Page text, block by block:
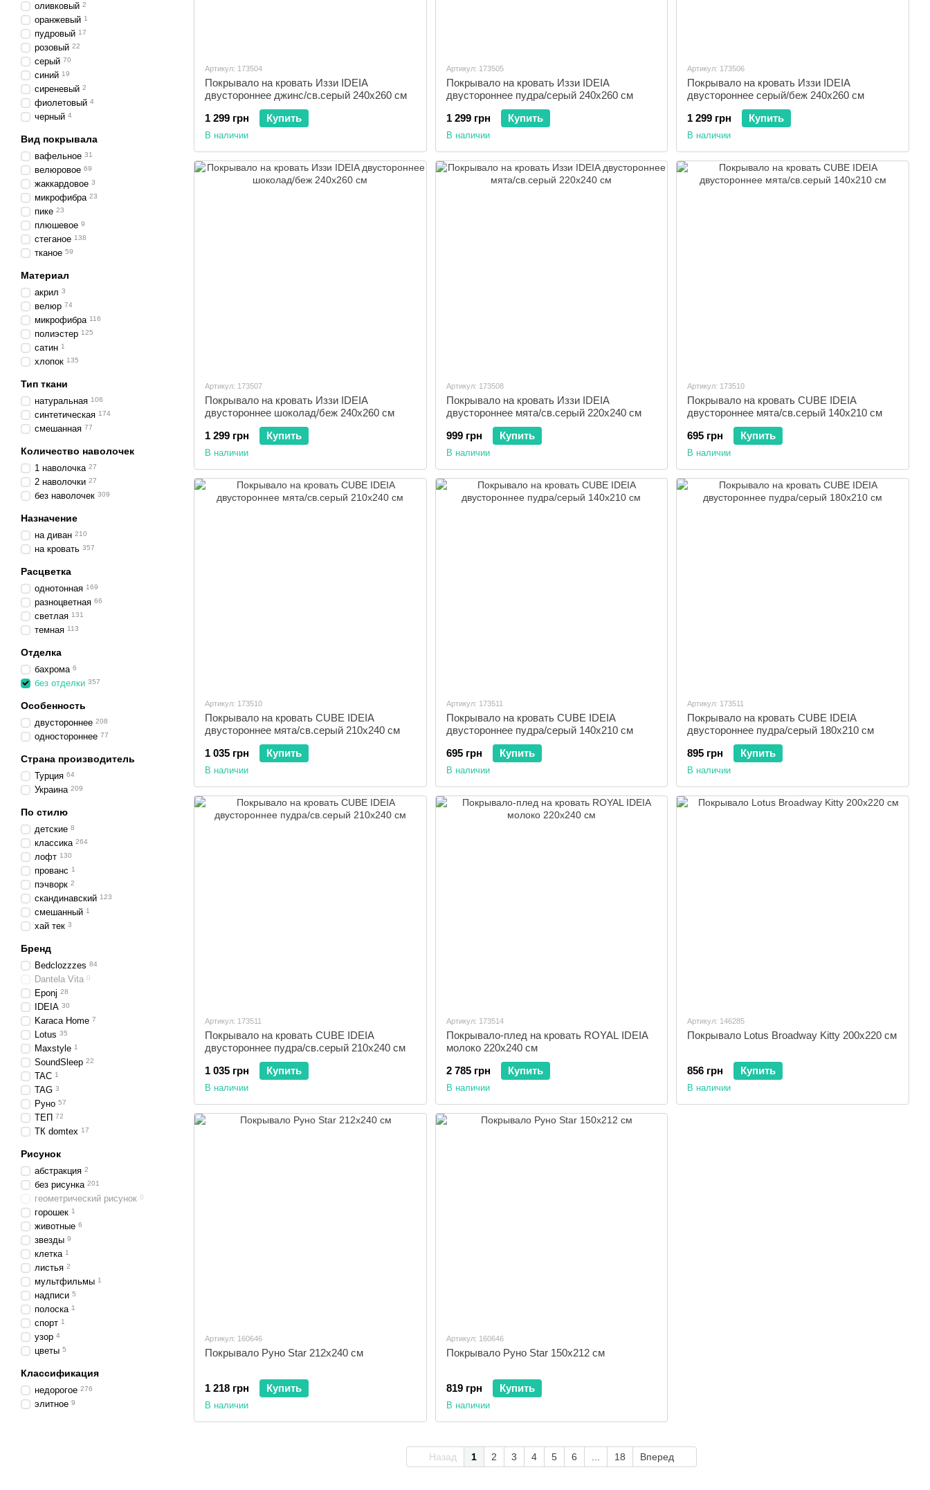
Артикул: 173504
Покрывало на кровать Иззи IDEIA
двустороннее джинс/св.серый 240х260 см
1 299 грн
Купить
В наличии
Артикул: 173505
Покрывало на кровать Иззи IDEIA
двустороннее пудра/серый 240х260 см
1 299 грн
Купить
В наличии
Артикул: 173506
Покрывало на кровать Иззи IDEIA
двустороннее серый/беж 240х260 см
1 299 грн
Купить
В наличии
Артикул: 173507
Покрывало на кровать Иззи IDEIA
двустороннее шоколад/беж 240х260 см
1 299 грн
Купить
В наличии
Артикул: 173508
Покрывало на кровать Иззи IDEIA
двустороннее мята/св.серый 220x240 см
999 грн
Купить
В наличии
Артикул: 173510
Покрывало на кровать CUBE IDEIA
двустороннее мята/св.серый 140х210 см
695 грн
Купить
В наличии
Артикул: 173510
Покрывало на кровать CUBE IDEIA
двустороннее мята/св.серый 210х240 см
1 035 грн
Купить
В наличии
Артикул: 173511
Покрывало на кровать CUBE IDEIA
двустороннее пудра/серый 140х210 см
695 грн
Купить
В наличии
Артикул: 173511
Покрывало на кровать CUBE IDEIA
двустороннее пудра/серый 180х210 см
895 грн
Купить
В наличии
Артикул: 173511
Покрывало на кровать CUBE IDEIA
двустороннее пудра/св.серый 210х240 см
1 035 грн
Купить
В наличии
Артикул: 173514
Покрывало-плед на кровать ROYAL IDEIA
молоко 220х240 см
2 785 грн
Купить
В наличии
Артикул: 146285
Покрывало Lotus Broadway Kitty 200x220 см
856 грн Купить
В наличии
Артикул: 160646
Покрывало Руно Star 212x240 см
1 218 грн Купить
В наличии
Артикул: 160646
Покрывало Руно Star 150x212 см
819 грн Купить
В наличии
Назад 1 2 3 4 5 6 18 Вперед
оливковый 2
оранжевый 1
пудровый 17
розовый 22
серый 70
синий 19
сиреневый 2
фиолетовый 4
черный 4
Вид покрывала
вафельное 31
велюровое 69
жаккардовое 3
микрофибра 23
пике 23
плюшевое 9
стеганое 138
тканое 59
Материал
акрил 3
велюр 74
микрофибра 116
полиэстер 125
сатин 1
хлопок 135
Тип ткани
натуральная 106
синтетическая 174
смешанная 77
Количество наволочек
1 наволочка 27
2 наволочки 27
без наволочек 309
Назначение
на диван 210
на кровать 357
Расцветка
однотонная 169
разноцветная 66
светлая 131
темная 113
Отделка
бахрома 6
без отделки 357
Особенность
двустороннее 208
одностороннее 77
Страна производитель
Турция 64
Украина 209
По стилю
детские 8
классика 264
лофт 130
прованс 1
пэчворк 2
скандинавский 123
смешанный 1
хай тек 3
Бренд
Bedclozzzes 84
Dantela Vita 0
Eponj 28
IDEIA 30
Karaca Home 7
Lotus 35
Maxstyle 1
SoundSleep 22
TAC 1
TAG 3
Руно 57
ТЕП 72
ТК domtex 17
Рисунок
абстракция 2
без рисунка 201
геометрический рисунок 0
горошек 1
животные 6
звезды 9
клетка 1
листья 2
мультфильмы 1
надписи 5
полоска 1
спорт 1
узор 4
цветы 5
Классификация
недорогое 276
элитное 9